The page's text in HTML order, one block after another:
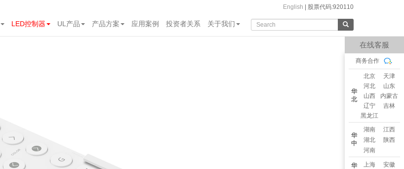
English 股票代码:920110
LED控制器 UL产品 产品方案 应用案例 投资者关系 关于我们
在线客服
商务合作
华
北
北京
河北
山西
辽宁
黑龙江
天津
山东
内蒙古
吉林
华
中
湖南
湖北
河南
江西
陕西
华
上海
安徽